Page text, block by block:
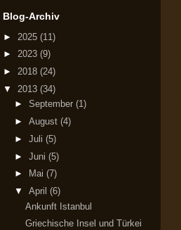
Blog-Archiv
► 2025 (11)
► 2023 (9)
► 2018 (24)
▼ 2013 (34)
► September (1)
► August (4)
► Juli (5)
► Juni (5)
►
Mai (7)
▼ April (6)
Ankunft Istanbul
Griechische Insel und Türkei